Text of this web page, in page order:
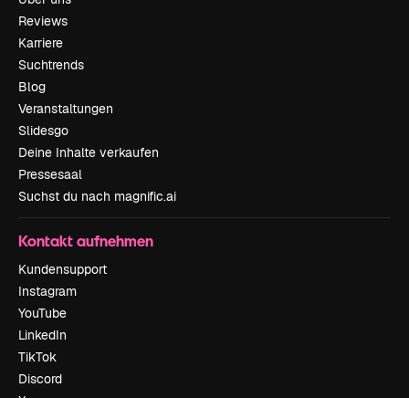
Reviews
Karriere
Suchtrends
Blog
Veranstaltungen
Slidesgo
Deine Inhalte verkaufen
Pressesaal
Suchst du nach magnific.ai
Kontakt aufnehmen
Kundensupport
Instagram
YouTube
LinkedIn
TikTok
Discord